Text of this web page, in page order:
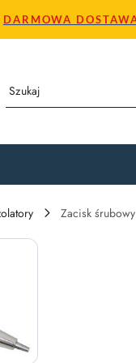
DARMOWA
Zacisk